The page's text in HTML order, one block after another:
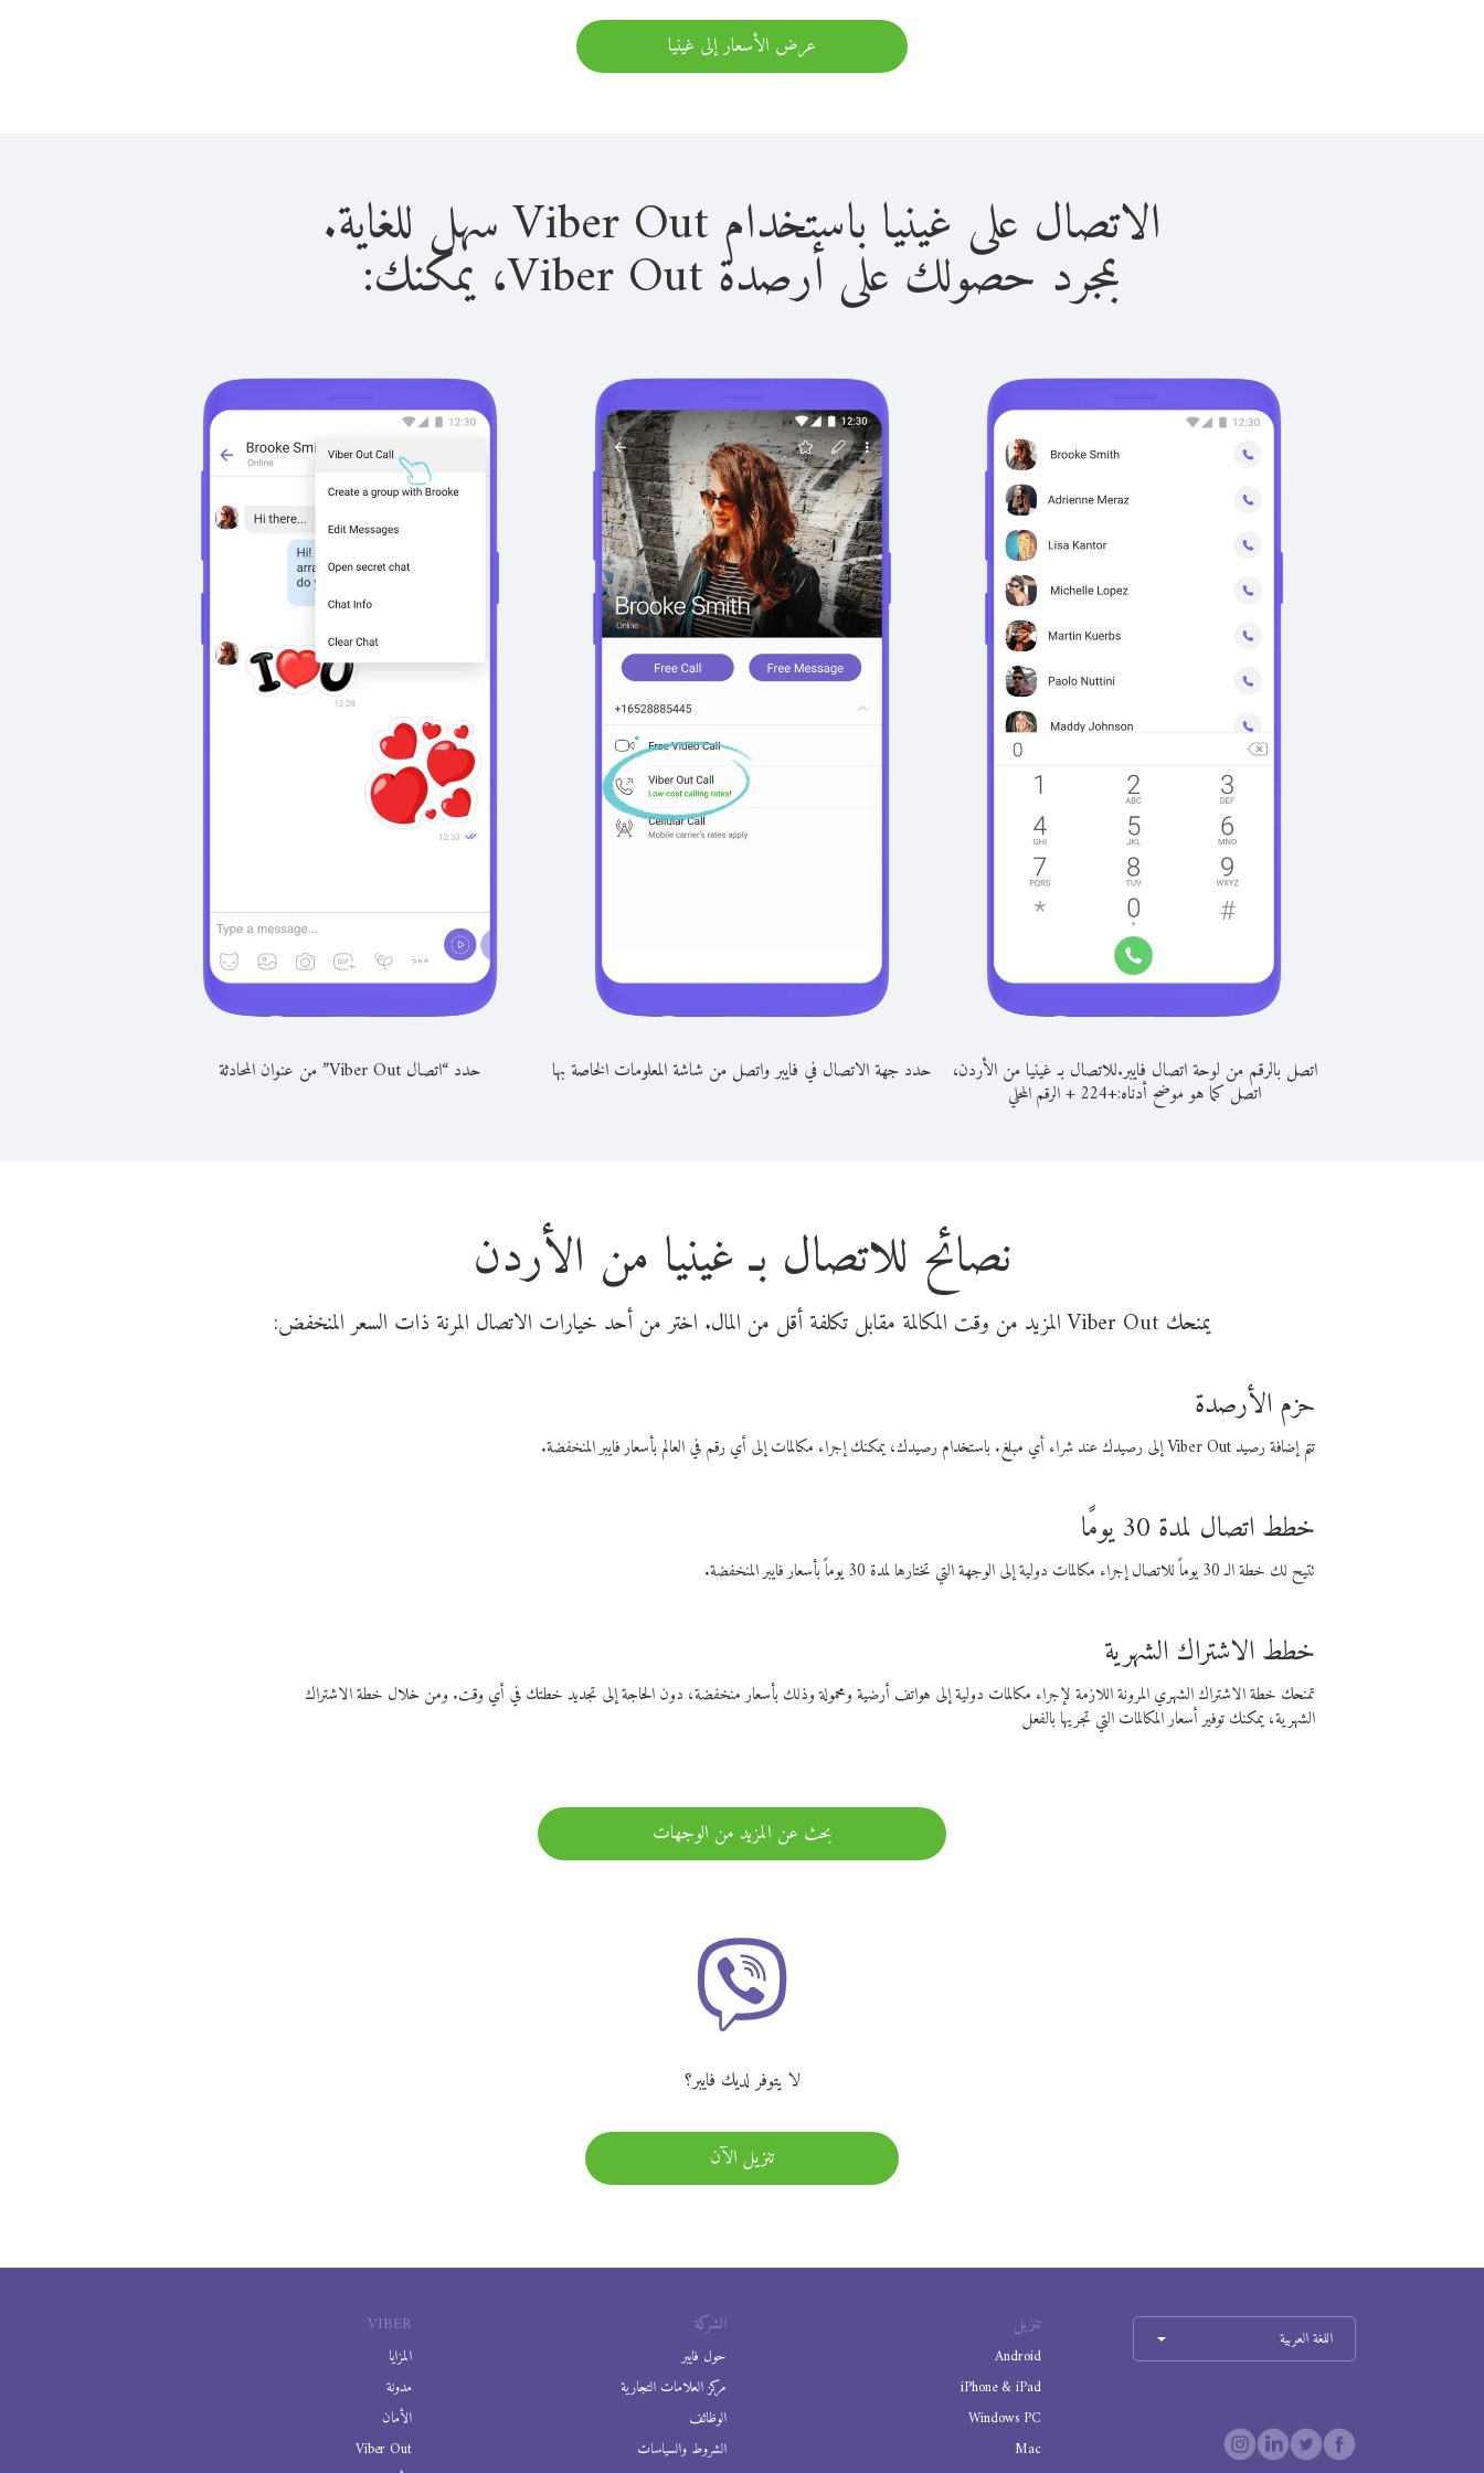
عرض الأسعار إلى غينيا
الاتصال على غينيا باستخدام Viber Out سهل للغاية.
بمجرد حصولك على أرصدة Viber Out، يمكنك:
اتصل بالرقم من لوحة اتصال فايبر.للاتصال بـ غينيا من الأردن،
اتصل كما هو موضح أدناه:+
224
+الرقم المحلي
حدد جهة الاتصال في فايبر واتصل من شاشة المعلومات الخاصة بها حدد “اتصال Viber Out” من عنوان المحادثة
نصائح للاتصال بـ غينيا من الأردن
يمنحك Viber Out المزيد من وقت المكالمة مقابل تكلفة أقل من المال. اختر من أحد خيارات الاتصال المرنة ذات السعر المنخفض:
حزم الأرصدة
تتم إضافة رصيد Viber Out إلى رصيدك عند شراء أي مبلغ. باستخدام رصيدك، يمكنك إجراء مكالمات إلى أي رقم في العالم بأسعار فايبر المنخفضة.
خطط اتصال لمدة 30 يومًا
تتيح لك خطة الـ 30 يوماً للاتصال إجراء مكالمات دولية إلى الوجهة التي تختارها لمدة 30 يوماً بأسعار فايبر المنخفضة.
خطط الاشتراك الشهرية
تمنحك خطة الاشتراك الشهري المرونة اللازمة لإجراء مكالمات دولية إلى هواتف أرضية ومحمولة وذلك بأسعار منخفضة، دون الحاجة إلى تجديد خطتك في أي وقت. ومن خلال خطة الاشتراك
الشهرية، يمكنك توفير أسعار المكالمات التي تجريها بالفعل
بحث عن المزيد من الوجهات
لا يتوفر لديك فايبر؟
تنزيل الآن
VIBER
المزايا
مدونة
الأمان
Viber Out
الشركة
حول فايبر
مركز العلامات التجارية
الوظائف
الشروط والسياسات
تنزيل
Android
iPhone & iPad
Windows PC
Mac
اللغة العربية